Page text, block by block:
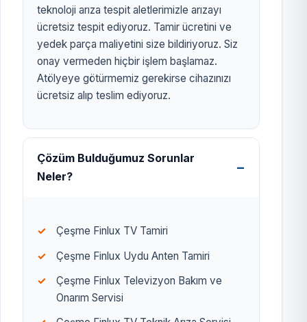
teknoloji arıza tespit aletlerimizle arızayı
ücretsiz tespit ediyoruz. Tamir ücretini ve
yedek parça maliyetini size bildiriyoruz. Siz
onay vermeden hiçbir işlem başlamaz.
Atölyeye götürmemiz gerekirse cihazınızı
ücretsiz alıp teslim ediyoruz.
Çözüm Bulduğumuz Sorunlar
Neler?
Çeşme Finlux TV Tamiri
Çeşme Finlux Uydu Anten Tamiri
Çeşme Finlux Televizyon Bakım ve
Onarım Servisi